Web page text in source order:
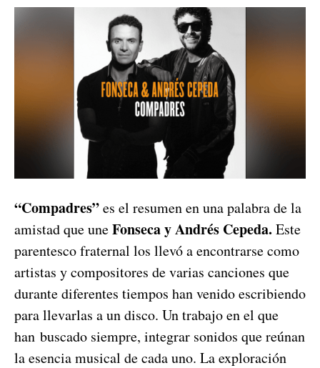
“Compadres”es el resumen en una palabra de la
amistad que uneFonseca y Andrés Cepeda. Este
parentesco fraternal los llevó a encontrarse como
artistas y compositores de varias canciones que
durante diferentes tiempos han venido escribiendo
para llevarlas a un disco. Un trabajo en el que
han buscado siempre, integrar sonidos que reúnan
la esencia musical de cada uno. La exploración